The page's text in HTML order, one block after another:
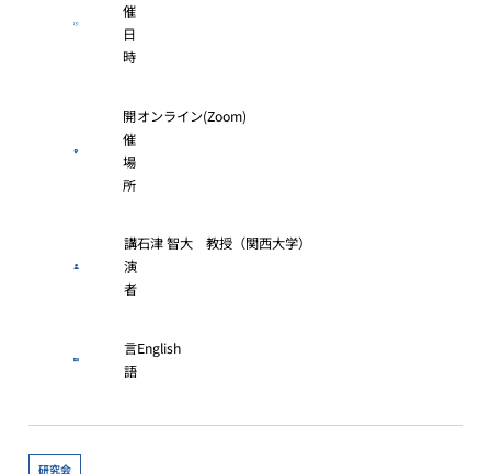
催
日
時
開
催
場
所
オンライン(Zoom)
講
演
者
石津 智大 教授（関西大学）
言
語
English
研究会